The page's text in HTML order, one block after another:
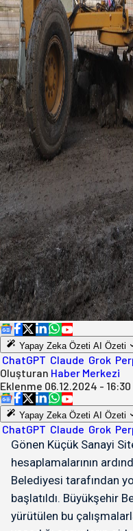
Yapay Zeka Özeti AI Özeti
ChatGPT Claude Grok
Oluşturan Haber Merkezi
Eklenme 06.12.2024 - 16:30
Yapay Zeka Özeti AI Özeti
ChatGPT Claude Grok
Gönen Küçük Sanayi
hesaplamalarının
Belediyesi tarafından
başlatıldı. Büyükşehir
yürütülen bu